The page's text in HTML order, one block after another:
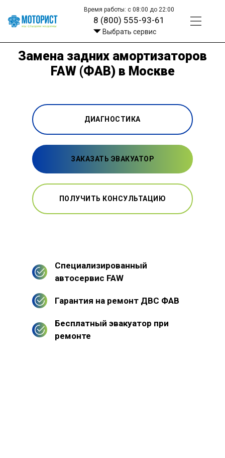
Время работы: с 08:00 до 22:00
8 (800) 555-93-61
Выбрать сервис
Замена задних амортизаторов
FAW (ФАВ) в Москве
ДИАГНОСТИКА
ЗАКАЗАТЬ ЭВАКУАТОР
ПОЛУЧИТЬ КОНСУЛЬТАЦИЮ
Специализированный
автосервис FAW
Гарантия на ремонт ДВС ФАВ
Бесплатный эвакуатор при
ремонте